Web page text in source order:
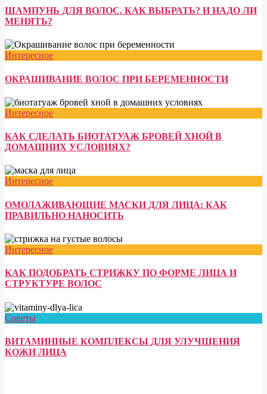
ШАМПУНЬ ДЛЯ ВОЛОС. КАК ВЫБРАТЬ? И НАДО ЛИ
МЕНЯТЬ?
Интересное
ОКРАШИВАНИЕ ВОЛОС ПРИ БЕРЕМЕННОСТИ
Интересное
КАК СДЕЛАТЬ БИОТАТУАЖ БРОВЕЙ ХНОЙ В
ДОМАШНИХ УСЛОВИЯХ?
Интересное
ОМОЛАЖИВАЮЩИЕ МАСКИ ДЛЯ ЛИЦА: КАК
ПРАВИЛЬНО НАНОСИТЬ
Интересное
КАК ПОДОБРАТЬ СТРИЖКУ ПО ФОРМЕ ЛИЦА И
СТРУКТУРЕ ВОЛОС
Советы
ВИТАМИННЫЕ КОМПЛЕКСЫ ДЛЯ УЛУЧШЕНИЯ
КОЖИ ЛИЦА